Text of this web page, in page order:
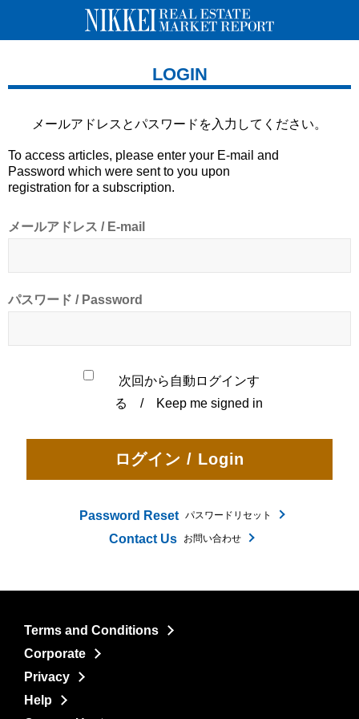
LOGIN
メールアドレスとパスワードを 入力してください。
To access articles, please enter your E-mail and
Password which were sent to you upon
registration for a subscription.
メールアドレス / E-mail
パスワード / Password
次回から自動ログインす
る / Keep me signed in
Password Reset パスワードリセット
Contact Us お問い合わせ
Terms and Conditions
Corporate
Privacy
Help